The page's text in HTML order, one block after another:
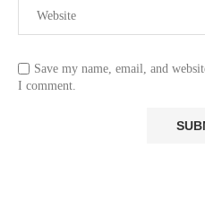
Save my name, email, and
I comment.